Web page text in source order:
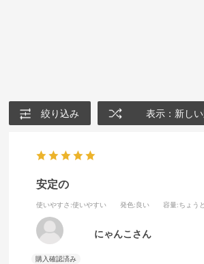
絞り込み 表示：新し
安定の
使いやすさ :使いやすい 発色:良い 容量:ちょう
にゃんこさん